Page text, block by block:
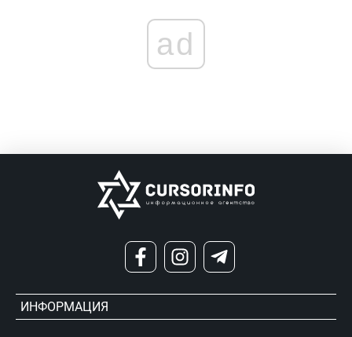
ad
ИНФОРМАЦИЯ